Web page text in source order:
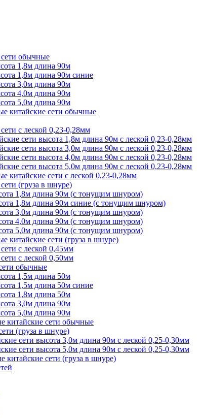
обычные
1,8м длина 90м
1,8м длина 90м синие
3,0м длина 90м
4,0м длина 90м
5,0м длина 90м
китайские сети обычные
с леской 0,23-0,28мм
сети высота 1,8м длина 90м с леской 0,23-0,28мм
сети высота 3,0м длина 90м с леской 0,23-0,28мм
сети высота 4,0м длина 90м с леской 0,23-0,28мм
сети высота 5,0м длина 90м с леской 0,23-0,28мм
китайские сети с леской 0,23-0,28мм
(груза в шнуре)
1,8м длина 90м (с тонущим шнуром)
1,8м длина 90м синие (с тонущим шнуром)
3,0м длина 90м (с тонущим шнуром)
4,0м длина 90м (с тонущим шнуром)
5,0м длина 90м (с тонущим шнуром)
китайские сети (груза в шнуре)
с леской 0,45мм
с леской 0,50мм
обычные
1,5м длина 50м
1,5м длина 50м синие
1,8м длина 50м
3,0м длина 90м
5,0м длина 90м
китайские сети обычные
(груза в шнуре)
сети высота 3,0м длина 90м с леской 0,25-0,30мм
сети высота 5,0м длина 90м с леской 0,25-0,30мм
китайские сети (груза в шнуре)